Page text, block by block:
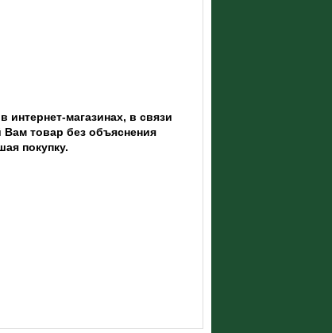
магазинах, в связи
товар без объяснения
покупку.